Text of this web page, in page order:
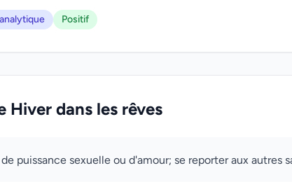
Positif
Hiver dans les rêves
puissance sexuelle ou d'amour; se reporter aux autres